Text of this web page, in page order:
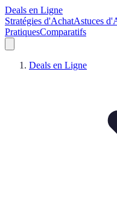
Deals en Ligne
Stratégies d'AchatAstuces
PratiquesComparatifs
Deals en Ligne